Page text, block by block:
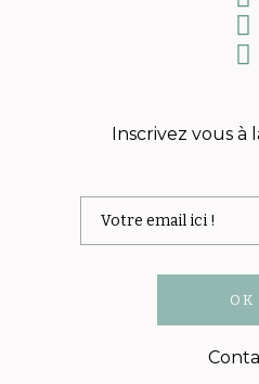
Inscrivez vous à